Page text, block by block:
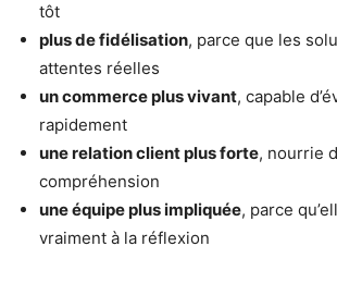
tôt
plus de fidélisation, parce que les
attentes réelles
un commerce plus vivant, capable
rapidement
une relation client plus forte, nourrie
compréhension
une équipe plus impliquée, parce
vraiment à la réflexion